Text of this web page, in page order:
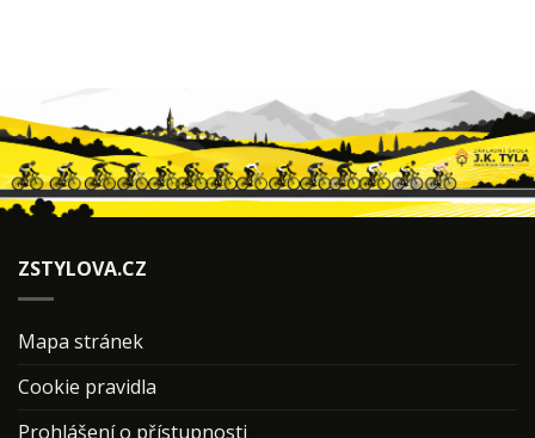
ZSTYLOVA.CZ
Mapa stránek
Cookie pravidla
Prohlášení o přístupnosti